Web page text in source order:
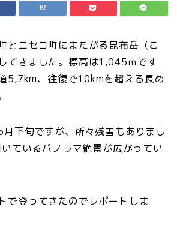
とニセコ町にまたがる昆布岳（こ
てきました。標高は1,045ｍです
5,7km、往復で10kmを超える長め
下旬ですが、所々残雪もありまし
ているパノラマ絶景が広がってい
で登ってきたのでレポートしま